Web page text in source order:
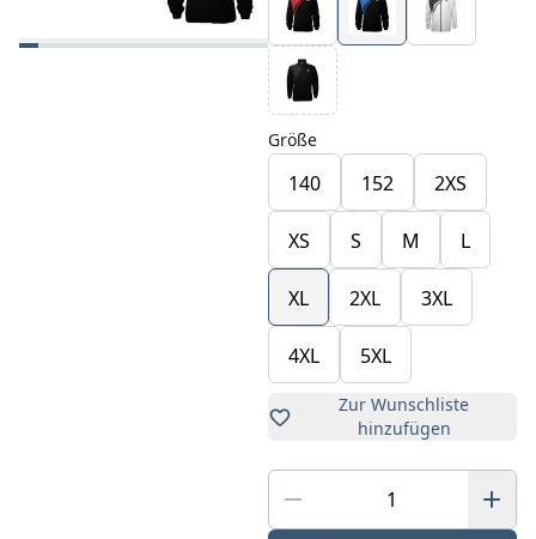
Größe
140 152 2XS
XS S M L
XL 2XL 3XL
4XL 5XL
Zur Wunschliste
hinzufügen